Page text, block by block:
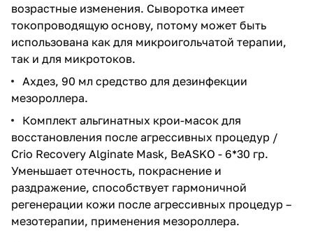
возрастные изменения. Сыворотка имеет
токопроводящую основу, потому может быть
использована как для микроигольчатой терапии,
так и для микротоков.
Ахдез, 90 мл средство для дезинфекции
мезороллера.
Комплект альгинатных крои-масок для
восстановления после агрессивных процедур /
Crio Recovery Alginate Mask, BeASKO - 6*30 гр.
Уменьшает отечность, покраснение и
раздражение, способствует гармоничной
регенерации кожи после агрессивных процедур –
мезотерапии, применения мезороллера.